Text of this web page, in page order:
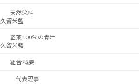
天然染料
久留米藍
藍葉100％の青汁
久留米藍
組合 概要
代表理事